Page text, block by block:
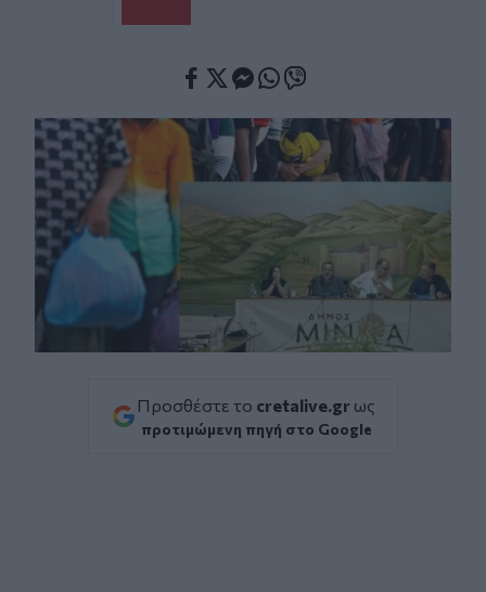
Προσθέστε το cretalive.gr ως
προτιμώμενη πηγή στο Google